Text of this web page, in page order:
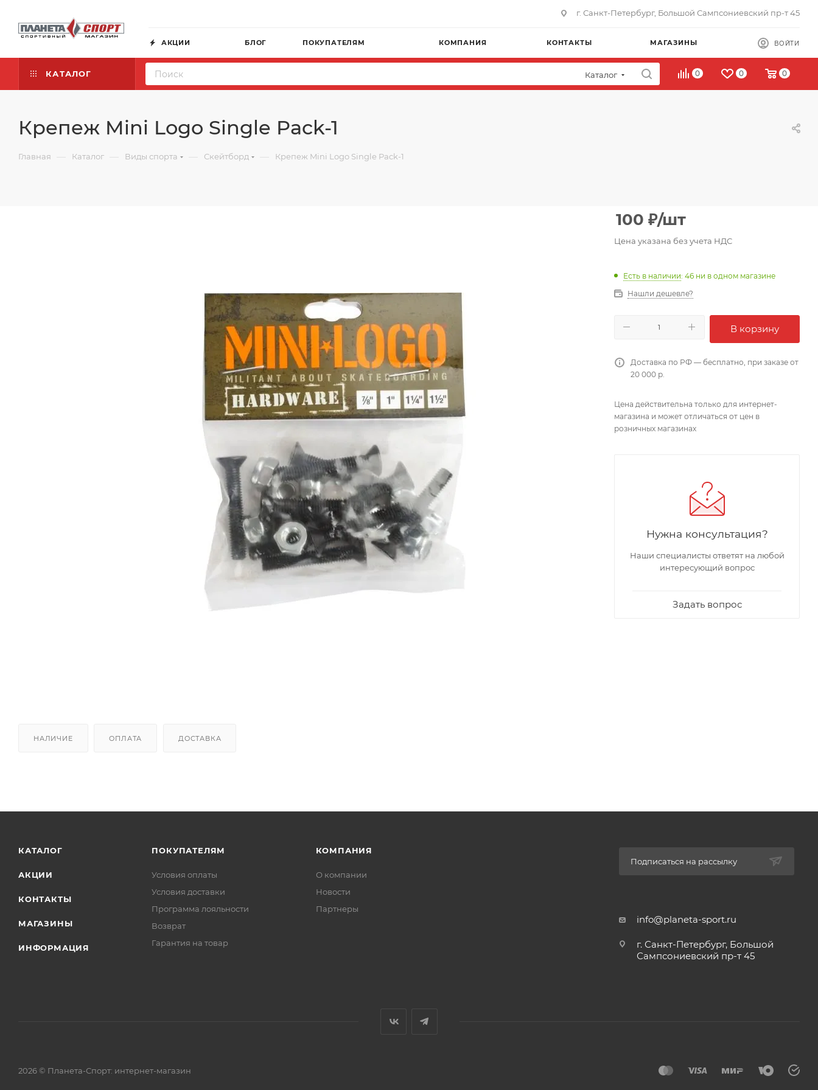
г. Санкт-Петербург, Большой Сампсониевский пр-т 45
АКЦИИ БЛОГ ПОКУПАТЕЛЯМ КОМПАНИЯ КОНТАКТЫ МАГАЗИНЫ ВОЙТИ
КАТАЛОГ Каталог 0 0 0
Крепеж Mini Logo Single Pack-1
Главная — Каталог — Виды спорта — Скейтборд — Крепеж Mini Logo Single Pack-1
НАЛИЧИЕ ОПЛАТА ДОСТАВКА
100 ₽/шт
Цена указана без учета НДС
Есть в наличии: 46 ни в одном магазине
Нашли дешевле?
В корзину
Доставка по РФ — бесплатно, при заказе от
20 000 р.
Цена действительна только для интернет-
магазина и может отличаться от цен в
розничных магазинах
Нужна консультация?
Наши специалисты ответят на любой
интересующий вопрос
Задать вопрос
КАТАЛОГ
АКЦИИ
КОНТАКТЫ
МАГАЗИНЫ
ИНФОРМАЦИЯ
ПОКУПАТЕЛЯМ
Условия оплаты
Условия доставки
Программа лояльности
Возврат
Гарантия на товар
КОМПАНИЯ
О компании
Новости
Партнеры
Подписаться на рассылку
info@planeta-sport.ru
г. Санкт-Петербург, Большой
Сампсониевский пр-т 45
2026 © Планета-Спорт: интернет-магазин